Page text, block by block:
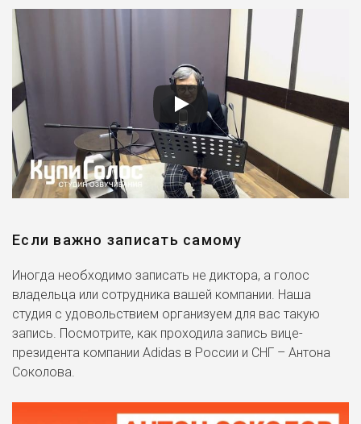
Если важно записать самому
Иногда необходимо записать не диктора, а голос
владельца или сотрудника вашей компании. Наша
студия с удовольствием организуем для вас такую
запись. Посмотрите, как проходила запись вице-
президента компании Adidas в России и СНГ – Антона
Соколова.